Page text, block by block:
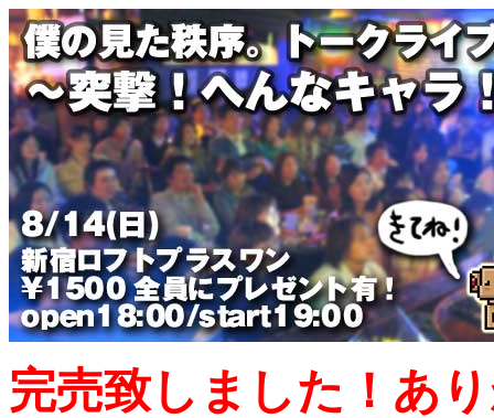
完売致しました！あ